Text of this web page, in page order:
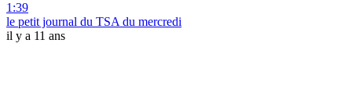
1:39
le petit journal du TSA du mercredi
il y a 11 ans